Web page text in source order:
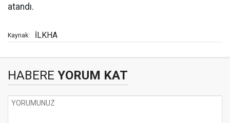
atandı.
Kaynak: İLKHA
HABERE YORUM KAT